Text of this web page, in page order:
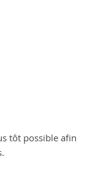
tôt possible afin